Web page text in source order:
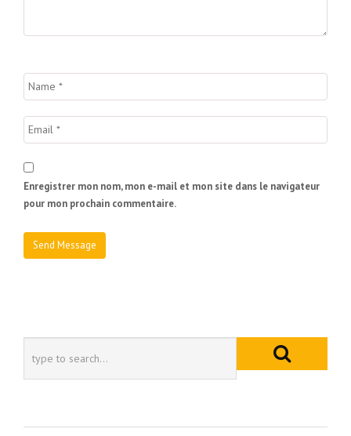
Enregistrer mon nom, mon e-mail et mon site dans le navigateur
pour mon prochain commentaire.